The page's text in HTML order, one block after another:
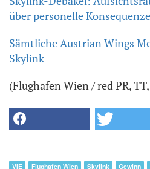
über personelle
Sämtliche Austrian Wings
Skylink
(Flughafen Wien / red PR,
VIE Flughafen Wien Skylink Gewinn